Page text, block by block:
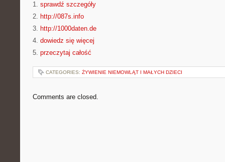
1. sprawdź szczegóły
2. http://087s.info
3. http://1000daten.de
4. dowiedz się więcej
5. przeczytaj całość
CATEGORIES: ŻYWIENIE NIEMOWLĄT I MAŁYCH DZIECI
Comments are closed.